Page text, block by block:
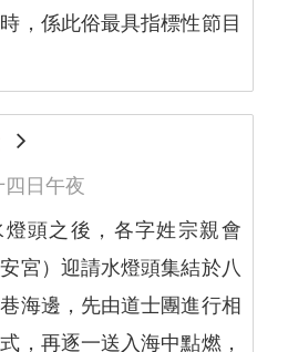
，係此俗最具指標性節目
四日午夜
燈頭之後，各字姓宗親會
安宮）迎請水燈頭集結於八
海邊，先由道士團進行相
，再逐一送入海中點燃，